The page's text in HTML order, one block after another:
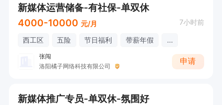
新媒体运营储备-有社保-单双休
4000-10000 元/月 7小时前
西工区 五险 节日福利 带薪年假 ...
张闯
洛阳橘子网络科技有限公司
申请
新媒体推广专员-单双休-氛围好